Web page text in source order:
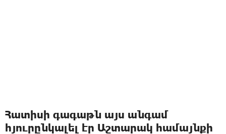
Հատիսի գագաթն այս անգամ
հյուրընկալել էր Աշտարակ համայնքի